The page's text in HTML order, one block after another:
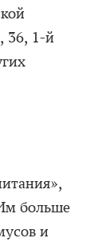
36, 1-й
больше
и